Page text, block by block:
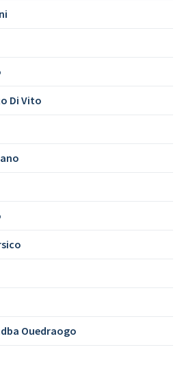
Di Vito
Ouedraogo